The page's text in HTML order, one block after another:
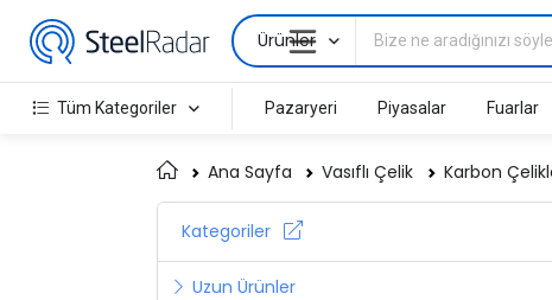
Ürünler
Tüm Kategoriler Pazaryeri Piyasalar Fuarlar
Ana Sayfa Vasıflı Çelik Karbon
Kategoriler
Uzun Ürünler